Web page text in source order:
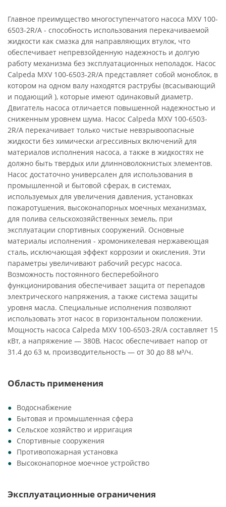
Главное преимущество многоступенчатого насоса MXV 100-
6503-2R/A - способность использования перекачиваемой
жидкости как смазка для направляющих втулок, что
обеспечивает непревзойденную надежность и долгую
работу механизма без эксплуатационных неполадок. Насос
Calpeda MXV 100-6503-2R/A представляет собой моноблок, в
котором на одном валу находятся раструбы (всасывающий
и подающий ), которые имеют одинаковый диаметр.
Двигатель насоса отличается повышенной надежностью и
сниженным уровнем шума. Насос Calpeda MXV 100-6503-
2R/A перекачивает только чистые невзрывоопасные
жидкости без химически агрессивных включений для
материалов исполнения насоса, а также в жидкостях не
должно быть твердых или длинноволокнистых элементов.
Насос достаточно универсален для использования в
промышленной и бытовой сферах, в системах,
используемых для увеличения давления, установках
пожаротушения, высоконапорных моечных механизмах,
для полива сельскохозяйственных земель, при
эксплуатации спортивных сооружений. Основные
материалы исполнения - хромоникелевая нержавеющая
сталь, исключающая эффект коррозии и окисления. Эти
параметры увеличивают рабочий ресурс насоса.
Возможность постоянного бесперебойного
функционирования обеспечивает защита от перепадов
электрического напряжения, а также система защиты
уровня масла. Специальные исполнения позволяют
использовать этот насос в горизонтальном положении.
Мощность насоса Calpeda MXV 100-6503-2R/A составляет 15
кВт, а напряжение — 380В. Насос обеспечивает напор от
31.4 до 63 м, производительность — от 30 до 88 м³/ч.
Область применения
Водоснабжение
Бытовая и промышленная сфера
Сельское хозяйство и ирригация
Спортивные сооружения
Противопожарная установка
Высоконапорное моечное устройство
Эксплуатационные ограничения